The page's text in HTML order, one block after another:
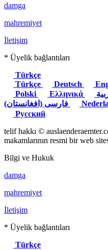
damga
mahremiyet
İletişim
* Üyelik bağlantıları
Türkçe
Türkçe
Deutsch
Polski
Ελληνικά
Русский
telif hakkı ©
makamlarının resmi bir web
Bilgi ve Hukuk
damga
mahremiyet
İletişim
* Üyelik bağlantıları
Türkçe